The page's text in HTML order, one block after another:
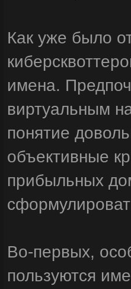
Как уже было
имена.
виртуальным
понятие
объективные
прибыльных
Во-первых,
пользуются